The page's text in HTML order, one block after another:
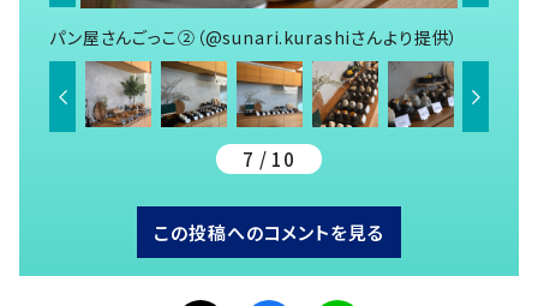
パン屋さんごっこ②（@sunari.kurashiさんより提供）
7 / 10
この投稿へのコメントを見る